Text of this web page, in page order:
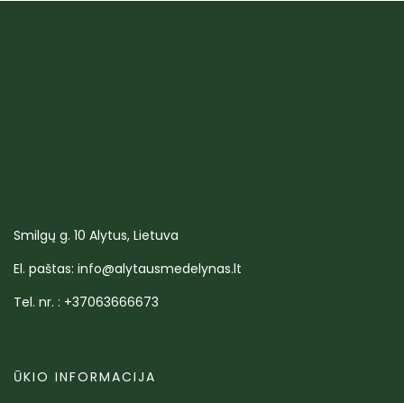
Smilgų g. 10 Alytus, Lietuva
El. paštas: info@alytausmedelynas.lt
Tel. nr. : +37063666673
ŪKIO INFORMACIJA